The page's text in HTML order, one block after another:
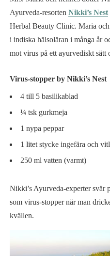
Ayurveda-resorten Nikki’s Nest
Herbal Beauty Clinic. Maria och
i indiska hälsoläran i många år
mot virus på ett ayurvediskt sätt
Virus-stopper by Nikki’s Nest
4 till 5 basilikablad
¼ tsk gurkmeja
1 nypa peppar
1 litet stycke ingefära och
250 ml vatten (varmt)
Nikki’s Ayurveda-experter svär
som virus-stopper när man
kvällen.